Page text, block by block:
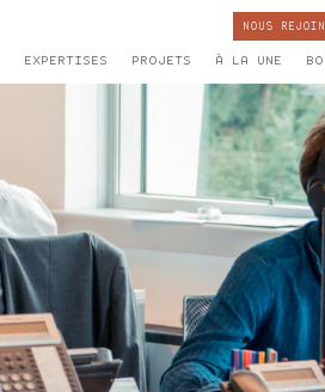
NOUS
EXPERTISES PROJETS À LA UNE